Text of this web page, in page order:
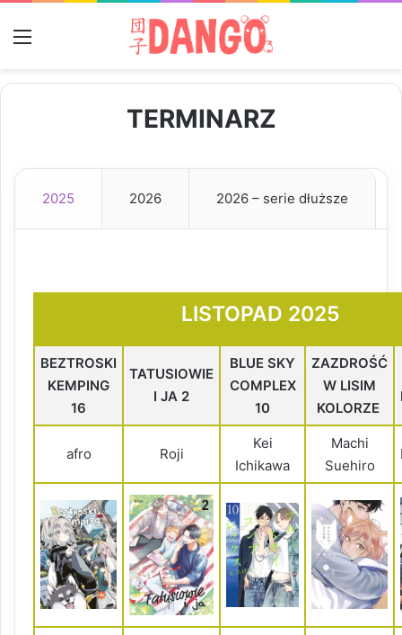
TERMINARZ
2025 2026 2026 – serie dłuższe
LISTOPAD 2025
BEZTROSKI
KEMPING
16
TATUSIOWIE
I JA 2
BLUE SKY
COMPLEX
10
ZAZDROŚĆ
W LISIM
KOLORZE
afro Roji
Kei
Ichikawa
Machi
Suehiro